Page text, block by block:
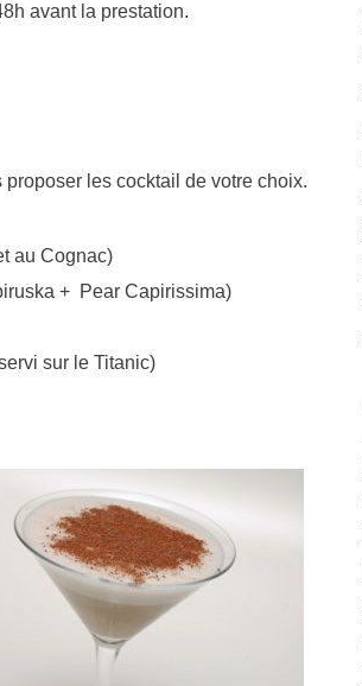
avant la prestation.
les cocktail de votre choix.
au Cognac)
+ Pear Capirissima)
sur le Titanic)